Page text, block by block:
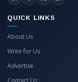
QUICK LINKS
About Us
Write for Us
Advertise